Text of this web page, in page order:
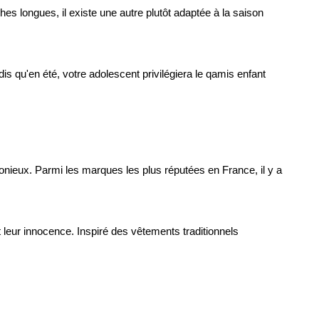
longues, il existe une autre plutôt adaptée à la saison
qu'en été, votre adolescent privilégiera le qamis enfant
Les parents ont l'opportunité d'assortir leur propre tenue vestimentaire à celle de leur enfant, histoire d'établir un style familial harmonieux. Parmi les marques les plus réputées en France, il y a
innocence. Inspiré des vêtements traditionnels